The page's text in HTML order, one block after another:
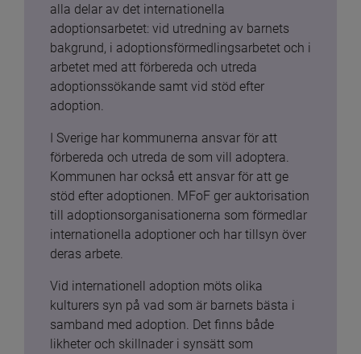
alla delar av det internationella
adoptionsarbetet: vid utredning av barnets
bakgrund, i adoptionsförmedlingsarbetet och i
arbetet med att förbereda och utreda
adoptionssökande samt vid stöd efter
adoption.
I Sverige har kommunerna ansvar för att
förbereda och utreda de som vill adoptera.
Kommunen har också ett ansvar för att ge
stöd efter adoptionen. MFoF ger auktorisation
till adoptionsorganisationerna som förmedlar
internationella adoptioner och har tillsyn över
deras arbete.
Vid internationell adoption möts olika
kulturers syn på vad som är barnets bästa i
samband med adoption. Det finns både
likheter och skillnader i synsätt som